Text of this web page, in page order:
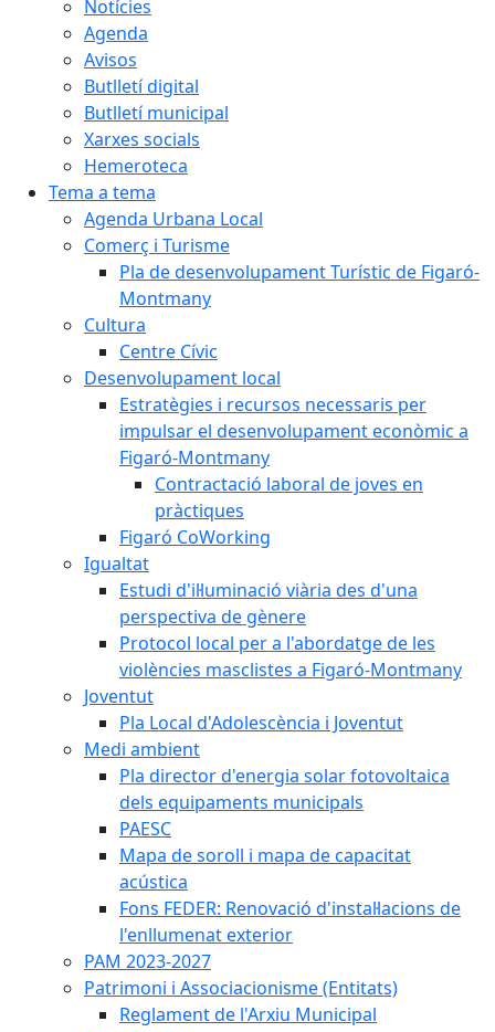
Notícies
Agenda
Avisos
Butlletí digital
Butlletí municipal
Xarxes socials
Hemeroteca
Tema a tema
Agenda Urbana Local
Comerç i Turisme
Pla de desenvolupament Turístic de Figaró-
Montmany
Cultura
Centre Cívic
Desenvolupament local
Estratègies i recursos necessaris per
impulsar el desenvolupament econòmic a
Figaró-Montmany
Contractació laboral de joves en
pràctiques
Figaró CoWorking
Igualtat
Estudi d'il·luminació viària des d'una
perspectiva de gènere
Protocol local per a l'abordatge de les
violències masclistes a Figaró-Montmany
Joventut
Pla Local d'Adolescència i Joventut
Medi ambient
Pla director d'energia solar fotovoltaica
dels equipaments municipals
PAESC
Mapa de soroll i mapa de capacitat
acústica
Fons FEDER: Renovació d'instal·lacions de
l'enllumenat exterior
PAM 2023-2027
Patrimoni i Associacionisme (Entitats)
Reglament de l'Arxiu Municipal